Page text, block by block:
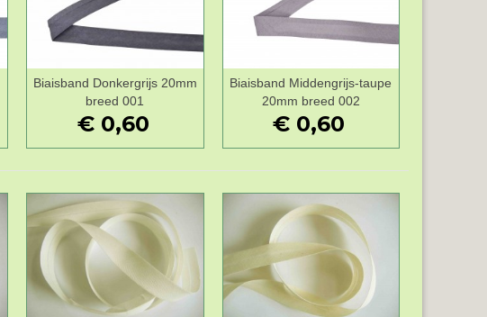
Wenslijst
Biaisband Donkergrijs 20mm
breed 001
€ 0,60
Wenslijst
Biaisband Middengrijs-taupe
20mm breed 002
€ 0,60